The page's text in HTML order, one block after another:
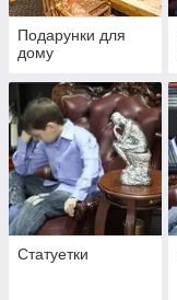
Подарунки для
дому
Статуетки